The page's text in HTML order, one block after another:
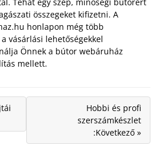
összegeket kifizetni. A
honlapon még több
vásárlási lehetőségekkel
Önnek a bútor webáruház
mellett.
Hobbi és profi
szerszámkészlet
:Következő »